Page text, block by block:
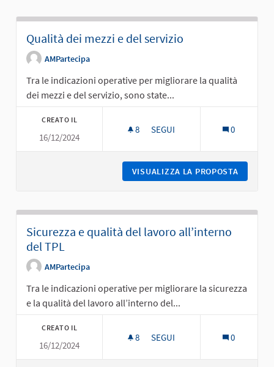
Qualità dei mezzi e del servizio
AMPartecipa
Tra le indicazioni operative per migliorare la qualità
dei mezzi e del servizio, sono state...
CREATO IL
16/12/2024
8 8 SOSTENITORI
SEGUI 0
VISUALIZZA LA PROPOSTA
Sicurezza e qualità del lavoro all’interno
del TPL
AMPartecipa
Tra le indicazioni operative per migliorare la sicurezza
e la qualità del lavoro all’interno del...
CREATO IL
16/12/2024
8 8 SOSTENITORI
SEGUI 0